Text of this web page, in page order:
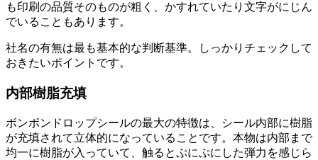
も印刷の品質そのものが粗く、かすれていたり文字がにじん
でいることもあります。
社名の有無は最も基本的な判断基準。しっかりチェックして
おきたいポイントです。
内部樹脂充填
ボンボンドロップシールの最大の特徴は、シール内部に樹脂
が充填されて立体的になっていることです。本物は内部まで
均一に樹脂が入っていて、触るとぷにぷにした弾力を感じら